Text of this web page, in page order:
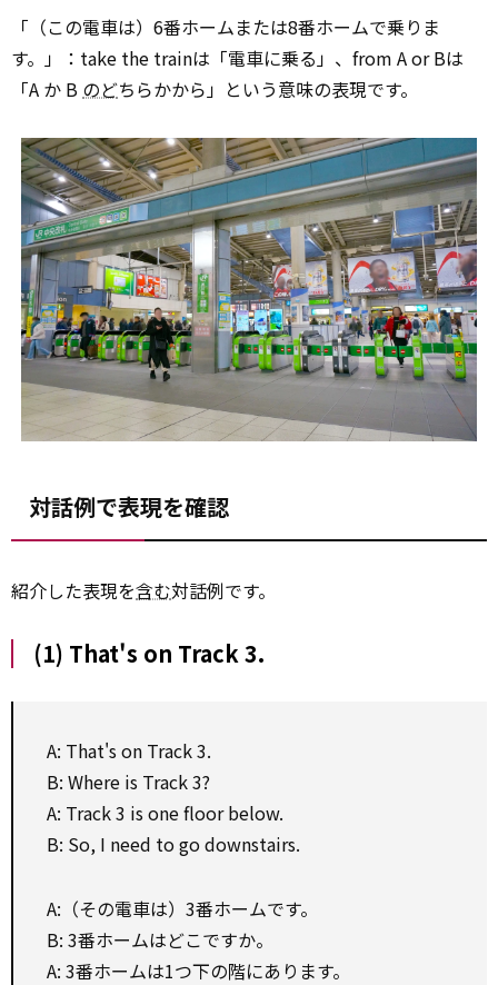
「（この電車は）6番ホームまたは8番ホームで乗りま
す。」：take the trainは「電車に乗る」、from A or Bは
「A か B のどちらかから」という意味の表現です。
対話例で表現を確認
紹介した表現を含む対話例です。
(1) That's on Track 3.
A: That's on Track 3.
B: Where is Track 3?
A: Track 3 is one floor below.
B: So, I need to go downstairs.
A:（その電車は）3番ホームです。
B: 3番ホームはどこですか。
A: 3番ホームは1つ下の階にあります。